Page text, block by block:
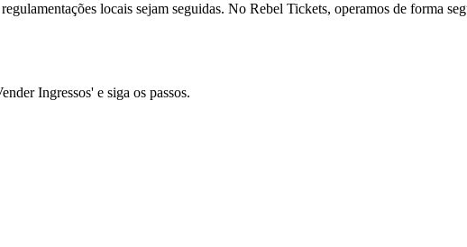
locais sejam seguidas. No Rebel Tickets, operamos de forma
Ingressos' e siga os passos.